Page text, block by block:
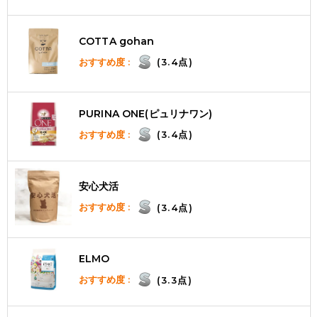
COTTA gohan
おすすめ度 : (3.4点)
PURINA ONE(ピュリナワン)
おすすめ度 : (3.4点)
安心犬活
おすすめ度 : (3.4点)
ELMO
おすすめ度 : (3.3点)